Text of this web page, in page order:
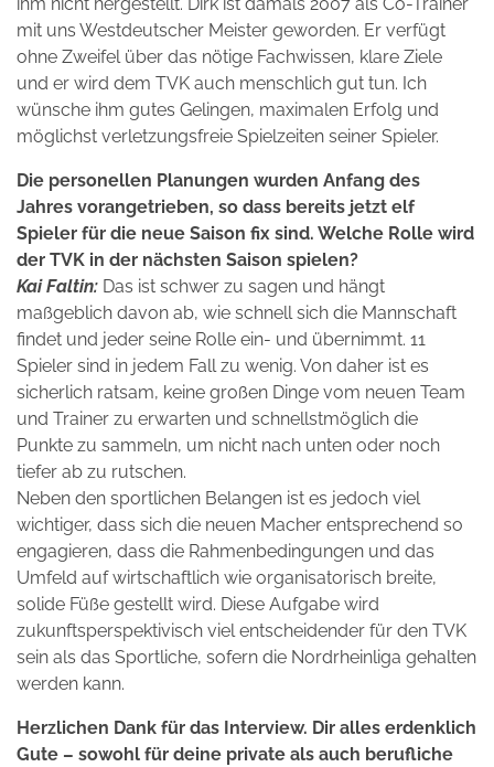
mit uns Westdeutscher Meister geworden. Er verfügt
ohne Zweifel über das nötige Fachwissen, klare Ziele
und er wird dem TVK auch menschlich gut tun. Ich
wünsche ihm gutes Gelingen, maximalen Erfolg und
möglichst verletzungsfreie Spielzeiten seiner Spieler.
Die personellen Planungen wurden Anfang des
Jahres vorangetrieben, so dass bereits jetzt elf
Spieler für die neue Saison fix sind. Welche Rolle wird
der TVK in der nächsten Saison spielen?
Kai Faltin: Das ist schwer zu sagen und hängt
maßgeblich davon ab, wie schnell sich die Mannschaft
findet und jeder seine Rolle ein- und übernimmt. 11
Spieler sind in jedem Fall zu wenig. Von daher ist es
sicherlich ratsam, keine großen Dinge vom neuen Team
und Trainer zu erwarten und schnellstmöglich die
Punkte zu sammeln, um nicht nach unten oder noch
tiefer ab zu rutschen.
Neben den sportlichen Belangen ist es jedoch viel
wichtiger, dass sich die neuen Macher entsprechend so
engagieren, dass die Rahmenbedingungen und das
Umfeld auf wirtschaftlich wie organisatorisch breite,
solide Füße gestellt wird. Diese Aufgabe wird
zukunftsperspektivisch viel entscheidender für den TVK
sein als das Sportliche, sofern die Nordrheinliga gehalten
werden kann.
Herzlichen Dank für das Interview. Dir alles erdenklich
Gute – sowohl für deine private als auch berufliche